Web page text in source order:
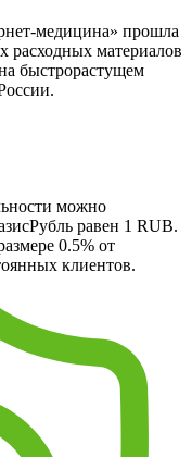
медицина» прошла
расходных материалов
быстрорастущем
можно
равен 1 RUB.
0.5% от
клиентов.